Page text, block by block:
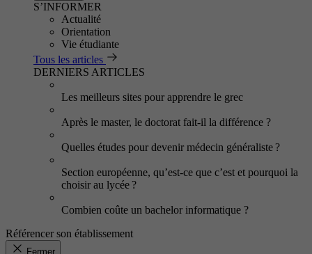
S’INFORMER
Actualité
Orientation
Vie étudiante
Tous les articles
DERNIERS ARTICLES
Les meilleurs sites pour apprendre le grec
Après le master, le doctorat fait-il la différence ?
Quelles études pour devenir médecin généraliste ?
Section européenne, qu’est-ce que c’est et pourquoi la
choisir au lycée ?
Combien coûte un bachelor informatique ?
Référencer son établissement
Fermer